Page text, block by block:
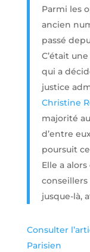
Parmi les
ancien
passé
C’était
qui a
justice
Christine
majorité
d’entre
poursuit
Elle a
conseillers
jusque-là,
Consulter
Parisien